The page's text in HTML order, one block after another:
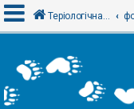
х
і
Теріологічна школа